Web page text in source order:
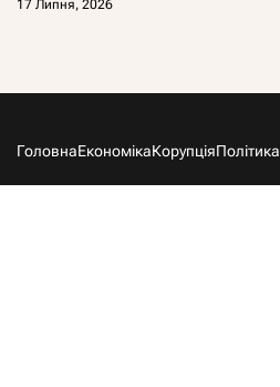
17 Липня, 2026
ГоловнаЕкономікаКорупціяПолітика